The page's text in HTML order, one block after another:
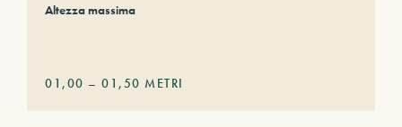
Altezza massima
01,00 – 01,50 METRI